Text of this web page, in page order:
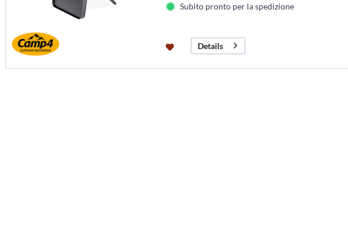
Subito pronto per la spedizione
Details